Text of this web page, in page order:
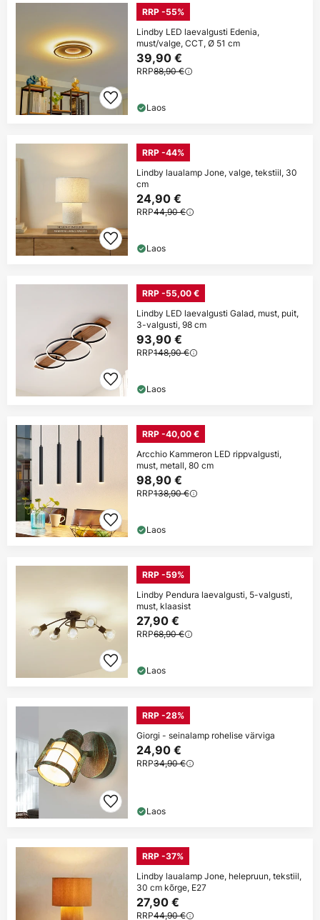
RRP -55%
Lindby LED laevalgusti Edenia,
must/valge, CCT, Ø 51 cm
39,90 €
RRP88,90 €
Laos
RRP -44%
Lindby laualamp Jone, valge, tekstiil, 30
cm
24,90 €
RRP44,90 €
Laos
RRP -55,00 €
Lindby LED laevalgusti Galad, must, puit,
3-valgusti, 98 cm
93,90 €
RRP148,90 €
Laos
RRP -40,00 €
Arcchio Kammeron LED rippvalgusti,
must, metall, 80 cm
98,90 €
RRP138,90 €
Laos
RRP -59%
Lindby Pendura laevalgusti, 5-valgusti,
must, klaasist
27,90 €
RRP68,90 €
Laos
RRP -28%
Giorgi - seinalamp rohelise värviga
24,90 €
RRP34,90 €
Laos
RRP -37%
Lindby laualamp Jone, helepruun, tekstiil,
30 cm kõrge, E27
27,90 €
RRP44,90 €